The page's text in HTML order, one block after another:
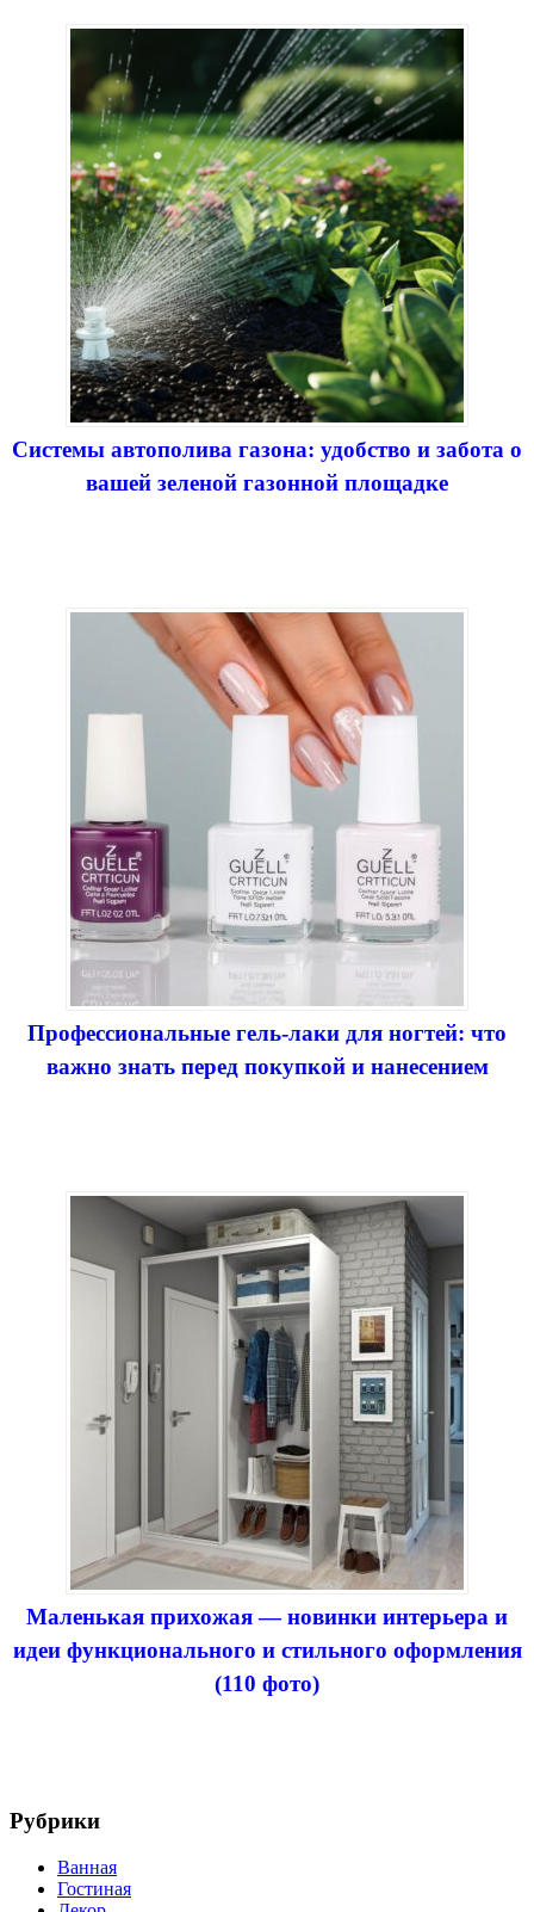
Системы автополива газона: удобство и забота о
вашей зеленой газонной площадке
Профессиональные гель-лаки для ногтей: что
важно знать перед покупкой и нанесением
Маленькая прихожая — новинки интерьера и
идеи функционального и стильного оформления
(110 фото)
Рубрики
Ванная
Гостиная